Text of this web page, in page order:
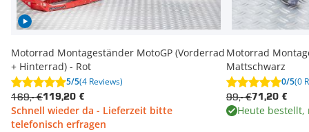
Motorrad Montageständer MotoGP (Vorderrad
+ Hinterrad) - Rot
5/5(4 Reviews)
119,20 €
169,- €
Schnell wieder da - Lieferzeit bitte
telefonisch erfragen
Motorrad
Mattschwarz
0/5(0
71,20 €
99,- €
Heute bestellt,